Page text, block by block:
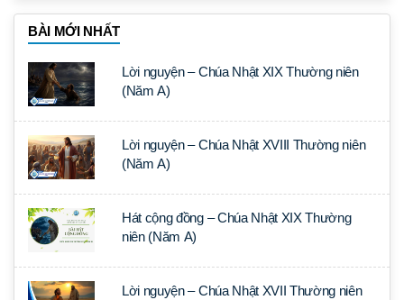
BÀI MỚI NHẤT
Lời nguyện – Chúa Nhật XIX Thường niên
(Năm A)
Lời nguyện – Chúa Nhật XVIII Thường niên
(Năm A)
Hát cộng đồng – Chúa Nhật XIX Thường
niên (Năm A)
Lời nguyện – Chúa Nhật XVII Thường niên